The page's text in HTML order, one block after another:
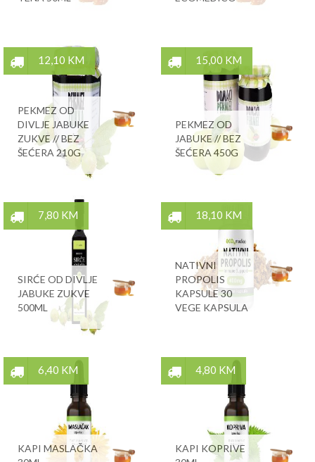
12,10 KM
PEKMEZ OD
DIVLJE JABUKE
ZUKVE // BEZ
ŠEĆERA 210G
15,00 KM
PEKMEZ OD
JABUKE // BEZ
ŠEĆERA 450G
7,80 KM
SIRĆE OD DIVLJE
JABUKE ZUKVE
500ML
18,10 KM
NATIVNI
PROPOLIS
KAPSULE 30
VEGE KAPSULA
6,40 KM
KAPI MASLAČKA
4,80 KM
KAPI KOPRIVE